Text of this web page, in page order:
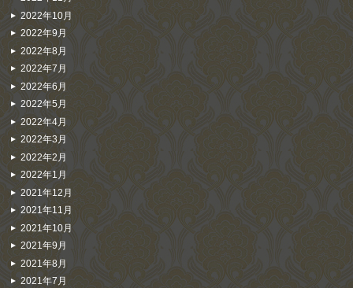
2022年10月
2022年9月
2022年8月
2022年7月
2022年6月
2022年5月
2022年4月
2022年3月
2022年2月
2022年1月
2021年12月
2021年11月
2021年10月
2021年9月
2021年8月
2021年7月